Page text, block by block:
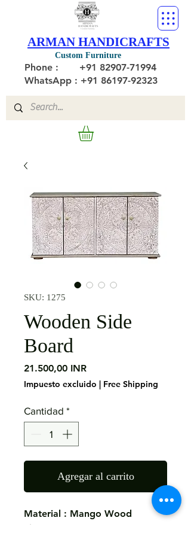
Custom Furniture
ARMAN HANDICRAFTS
Phone : +91 82907-71994
WhatsApp : +91 86197-92323
SKU: 1275
Wooden Side
Board
21.500,00 INRPrecio
Impuesto excluido | Free Shipping
Cantidad *
Agregar al carrito
Material : Mango Wood
Size: 150x40x75 CMS